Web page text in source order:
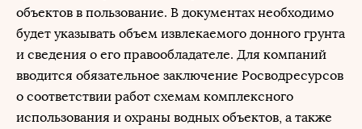
объектов в пользование. В документах необходимо
будет указывать объем извлекаемого донного грунта
и сведения о его правообладателе. Для компаний
вводится обязательное заключение Росводресурсов
о соответствии работ схемам комплексного
использования и охраны водных объектов, а также